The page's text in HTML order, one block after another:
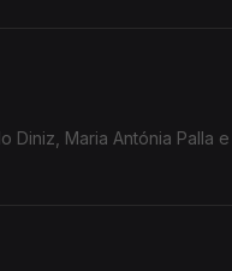
Diniz, Maria Antónia Palla e